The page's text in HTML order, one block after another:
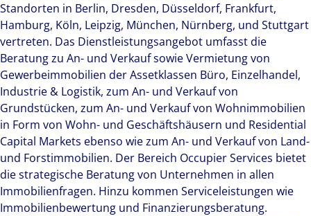
Standorten in Berlin, Dresden, Düsseldorf, Frankfurt,
Hamburg, Köln, Leipzig, München, Nürnberg, und Stuttgart
vertreten. Das Dienstleistungsangebot umfasst die
Beratung zu An- und Verkauf sowie Vermietung von
Gewerbeimmobilien der Assetklassen Büro, Einzelhandel,
Industrie & Logistik, zum An- und Verkauf von
Grundstücken, zum An- und Verkauf von Wohnimmobilien
in Form von Wohn- und Geschäftshäusern und Residential
Capital Markets ebenso wie zum An- und Verkauf von Land-
und Forstimmobilien. Der Bereich Occupier Services bietet
die strategische Beratung von Unternehmen in allen
Immobilienfragen. Hinzu kommen Serviceleistungen wie
Immobilienbewertung und Finanzierungsberatung.